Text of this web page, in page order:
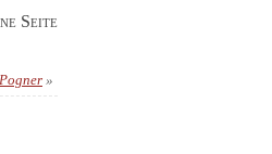
Seite
»